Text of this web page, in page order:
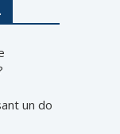
un do